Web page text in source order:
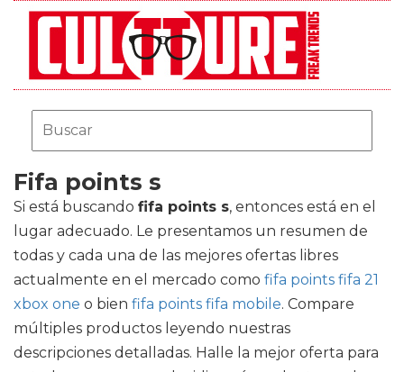
Fifa points s
Si está buscando fifa points s, entonces está en el
lugar adecuado. Le presentamos un resumen de
todas y cada una de las mejores ofertas libres
actualmente en el mercado como fifa points fifa 21
xbox one o bien fifa points fifa mobile. Compare
múltiples productos leyendo nuestras
descripciones detalladas. Halle la mejor oferta para